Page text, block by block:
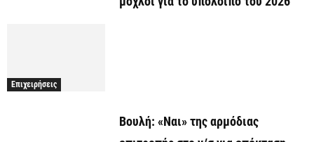
Επιχειρήσεις
Βουλή: «Ναι» της αρμόδιας